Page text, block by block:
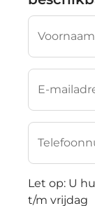
E-
Let op: U
t/m vrijdag